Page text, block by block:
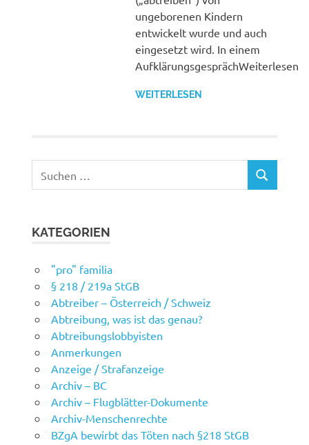
ungeborenen Kindern
entwickelt wurde und auch
eingesetzt wird. In einem
AufklärungsgesprächWeiterlesen
WEITERLESEN
nach:
SUCHEN
KATEGORIEN
"pro" familia
§ 218 / 219a StGB
Abtreiber – Österreich / Schweiz
Abtreibung, was ist das genau?
Abtreibungslobbyisten
Anmerkungen
Anzeige / Strafanzeige
Archiv – BC
Archiv – Flugblätter-Dokumente
Archiv-Menschenrechte
BZgA bewirbt das Töten nach §218 StGB